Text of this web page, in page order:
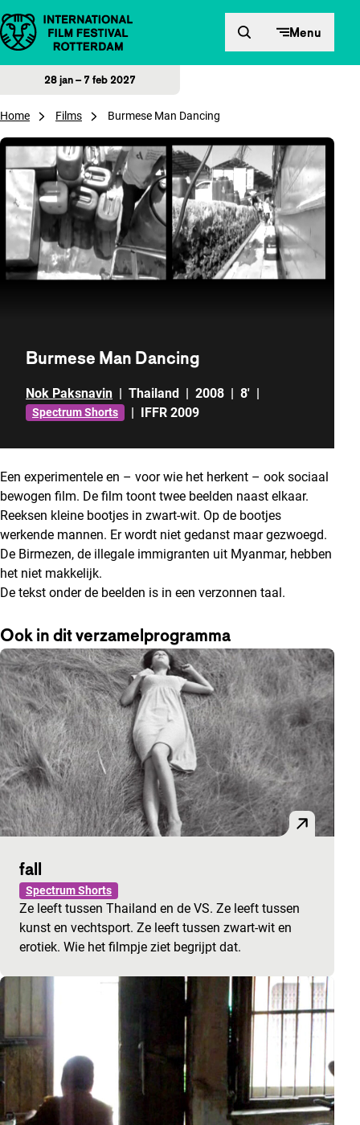
Direct naar inhoud Menu
28 jan – 7 feb 2027
Home Films Burmese Man Dancing
Burmese Man Dancing
Nok Paksnavin | Thailand | 2008 | 8' |
Spectrum Shorts | IFFR 2009
Een experimentele en – voor wie het herkent – ook sociaal
bewogen film. De film toont twee beelden naast elkaar.
Reeksen kleine bootjes in zwart-wit. Op de bootjes
werkende mannen. Er wordt niet gedanst maar gezwoegd.
De Birmezen, de illegale immigranten uit Myanmar, hebben
het niet makkelijk.
De tekst onder de beelden is in een verzonnen taal.
Ook in dit verzamelprogramma
fall
Spectrum Shorts
Ze leeft tussen Thailand en de VS. Ze leeft tussen
kunst en vechtsport. Ze leeft tussen zwart-wit en
erotiek. Wie het filmpje ziet begrijpt dat.